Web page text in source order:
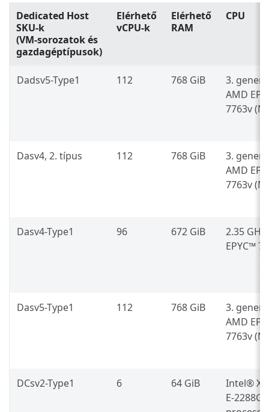
Dedicated Host
SKU-k
(VM-sorozatok és
gazdagéptípusok)
Elérhető
vCPU-k
Elérhető
RAM
CPU
Dadsv5-Type1 112 768 GiB
3.
AMD
7763v
Dasv4, 2. típus 112 768 GiB
3.
AMD
7763v
Dasv4-Type1 96 672 GiB
2.35
EPYC™
Dasv5-Type1 112 768 GiB
3.
AMD
7763v
DCsv2-Type1 6 64 GiB
Intel®
E-2288G